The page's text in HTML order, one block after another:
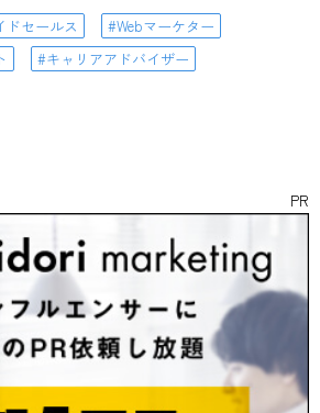
ドセールス
Webマーケター
キャリアアドバイザー
PR